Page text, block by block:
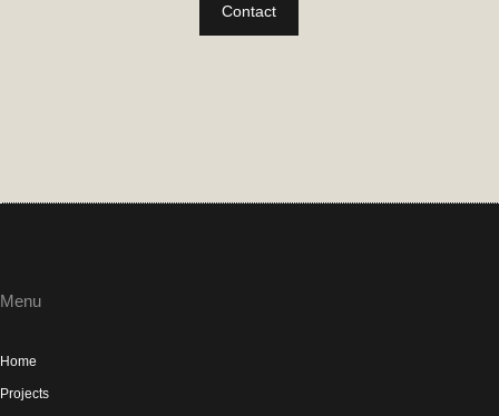
Contact
Menu
Home
Projects